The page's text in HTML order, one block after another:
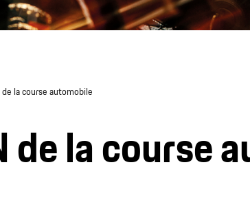
de la course automobile
de la course